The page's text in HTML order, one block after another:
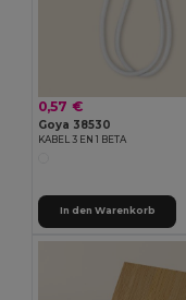
0,57 €
Goya 38530
KABEL 3 EN 1 BETA
In den Warenkorb